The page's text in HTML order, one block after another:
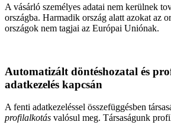
A vásárló személyes adatai nem kerülnek
országba. Harmadik ország alatt azokat az
országok nem tagjai az Európai Uniónak.
Automatizált döntéshozatal és
adatkezelés kapcsán
A fenti adatkezeléssel összefüggésben
profilalkotás valósul meg. Társaságunk